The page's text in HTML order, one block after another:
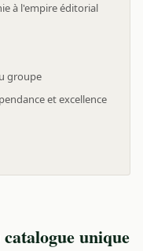
à l'empire éditorial
groupe
et excellence
unique